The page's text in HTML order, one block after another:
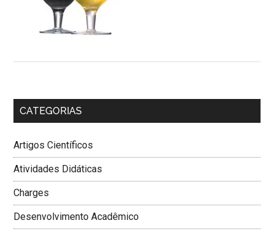
CATEGORIAS
Artigos Científicos
Atividades Didáticas
Charges
Desenvolvimento Acadêmico